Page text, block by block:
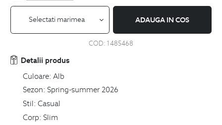
Selectati marimea ADAUGA IN COS
COD: 1485468
Detalii produs
Culoare: Alb
Sezon: Spring-summer 2026
Stil: Casual
Corp: Slim